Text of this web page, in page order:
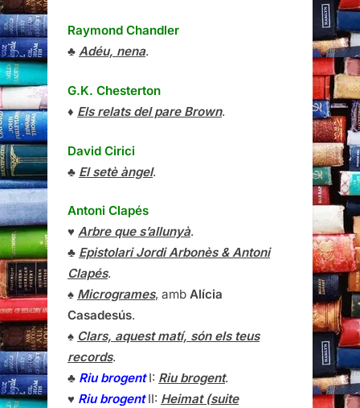
Raymond Chandler
♣ Adéu, nena.
G.K. Chesterton
♦ Els relats del pare Brown.
David Cirici
♣ El setè àngel.
Antoni Clapés
♥ Arbre que s’allunyà.
♣ Epistolari Jordi Arbonès & Antoni
Clapés.
♠ Microgrames, amb Alícia
Casadesús.
♠ Clars, aquest matí, són els teus
records.
♣ Riu brogentI: Riu brogent.
♥ Riu brogentII: Heimat (suite